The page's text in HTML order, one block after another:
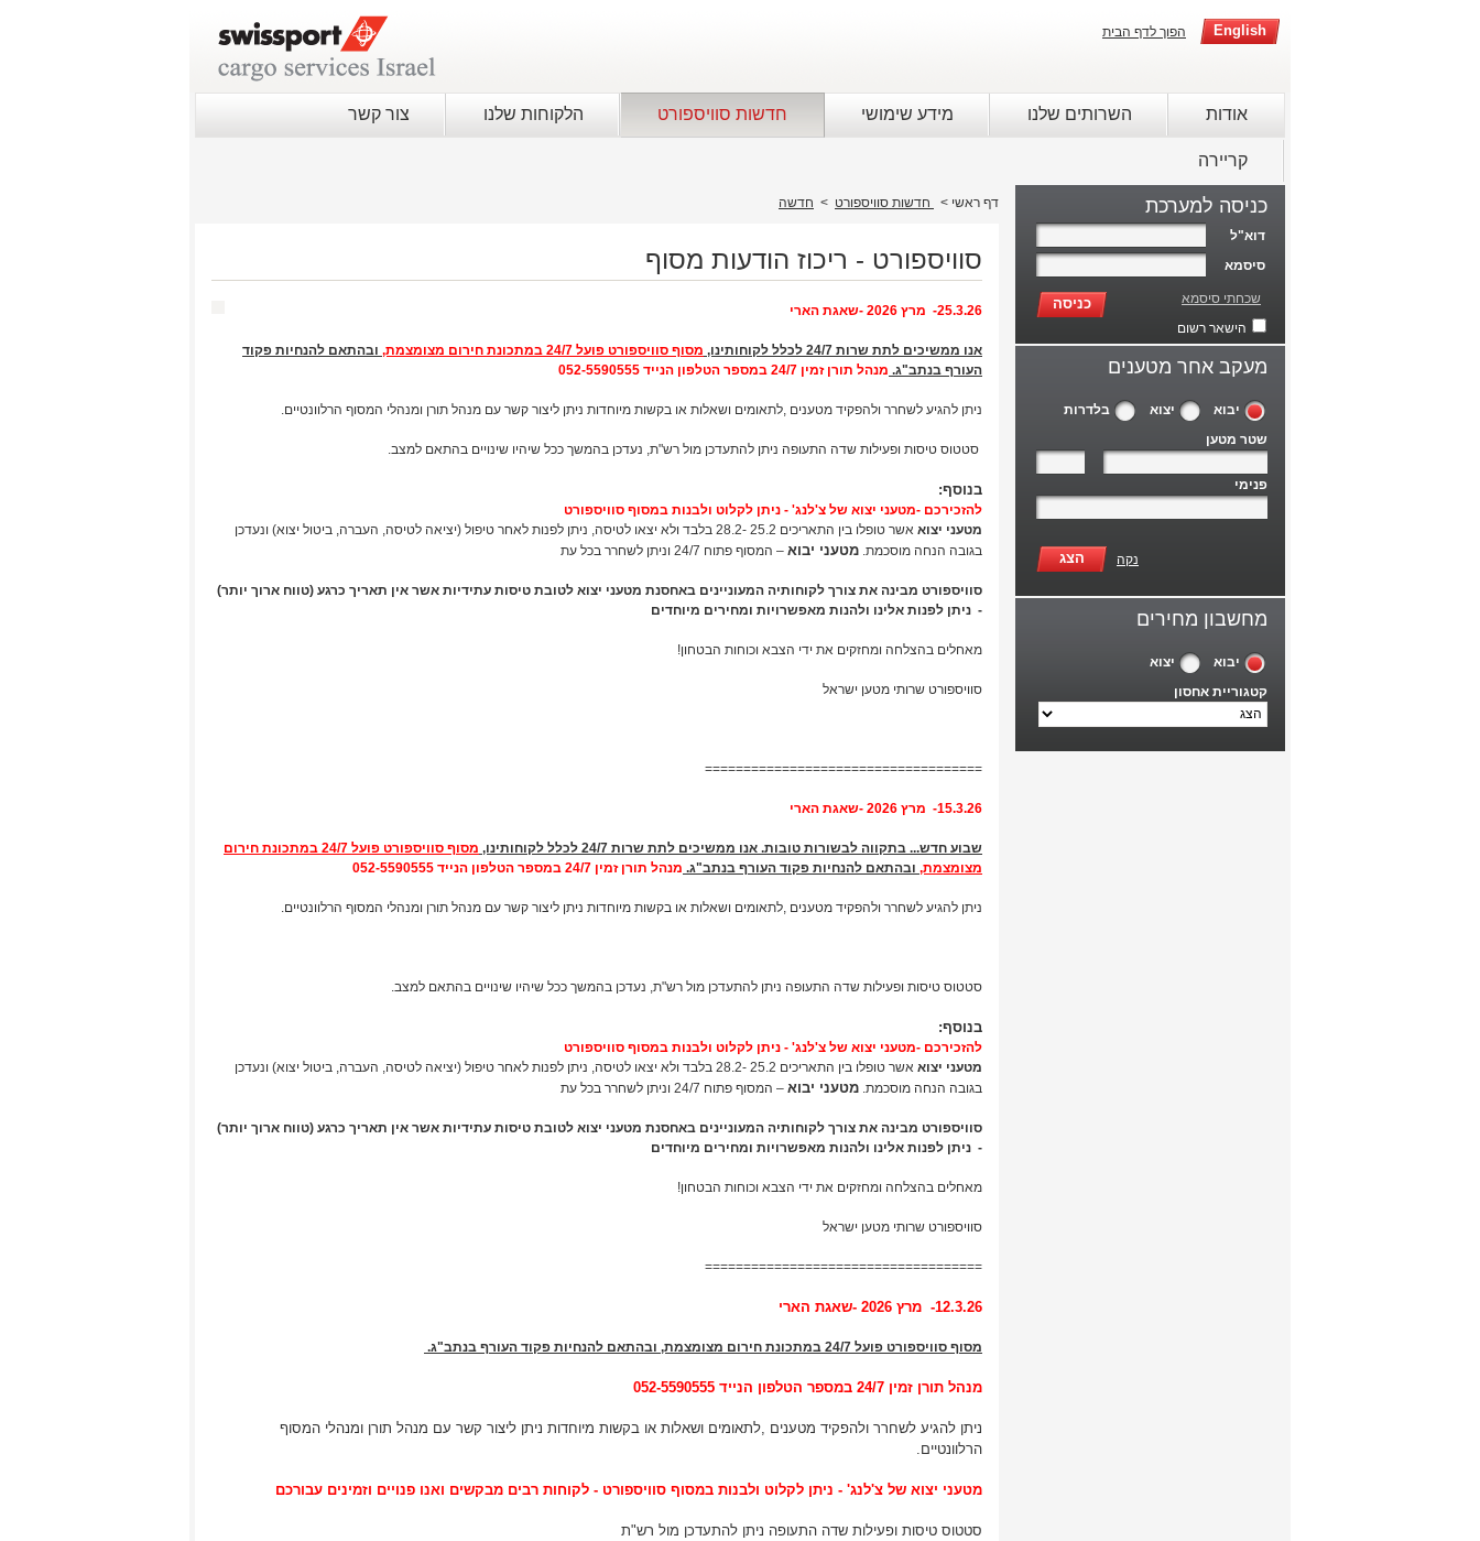
English הפוך לדף הבית
אודות השרותים שלנו מידע שימושי חדשות סוויספורט הלקוחות שלנו צור קשר
קריירה
כניסה למערכת
דוא"ל
סיסמא
שכחתי סיסמא כניסה
הישאר רשום
מעקב אחר מטענים
יבוא יצוא
בלדרות
שטר מטען
פנימי
הצג נקה
מחשבון מחירים
יבוא
יצוא
קטגוריית אחסון
דף ראשי > חדשות סוויספורט > חדשה
סוויספורט - ריכוז הודעות מסוף
25.3.26- מרץ 2026 -שאגת הארי
אנו ממשיכים לתת שרות 24/7 לכלל לקוחותינו, מסוף סוויספורט פועל 24/7 במתכונת חירום מצומצמת, ובהתאם להנחיות פקוד
העורף בנתב"ג. מנהל תורן זמין 24/7 במספר הטלפון הנייד 052-5590555
ניתן להגיע לשחרר ולהפקיד מטענים ,לתאומים ושאלות או בקשות מיוחדות ניתן ליצור קשר עם מנהל תורן ומנהלי המסוף הרלוונטיים.
סטטוס טיסות ופעילות שדה התעופה ניתן להתעדכן מול רש"ת, נעדכן בהמשך ככל שיהיו שינויים בהתאם למצב.
בנוסף:
להזכירכם -מטעני יצוא של צ'לנג' - ניתן לקלוט ולבנות במסוף סוויספורט
מטעני יצוא
אשר טופלו בין התאריכים 25.2 -28.2 בלבד ולא יצאו לטיסה, ניתן לפנות לאחר טיפול (יציאה לטיסה, העברה, ביטול יצוא) ונעדכן
בגובה הנחה מוסכמת. מטעני יבוא – המסוף פתוח 24/7 וניתן לשחרר בכל עת
סוויספורט מבינה את צורך לקוחותיה המעוניינים באחסנת מטעני יצוא לטובת טיסות עתידיות אשר אין תאריך כרגע (טווח ארוך יותר)
- ניתן לפנות אלינו ולהנות מאפשרויות ומחירים מיוחדים
מאחלים בהצלחה ומחזקים את ידי הצבא וכוחות הבטחון!
סוויספורט שרותי מטען ישראל
====================================
15.3.26- מרץ 2026 -שאגת הארי
שבוע חדש... בתקווה לבשורות טובות. אנו ממשיכים לתת שרות 24/7 לכלל לקוחותינו,
מסוף סוויספורט פועל 24/7 במתכונת חירום
מצומצמת, ובהתאם להנחיות פקוד העורף בנתב"ג. מנהל תורן זמין 24/7 במספר הטלפון הנייד 052-5590555
ניתן להגיע לשחרר ולהפקיד מטענים ,לתאומים ושאלות או בקשות מיוחדות ניתן ליצור קשר עם מנהל תורן ומנהלי המסוף הרלוונטיים.
סטטוס טיסות ופעילות שדה התעופה ניתן להתעדכן מול רש"ת, נעדכן בהמשך ככל שיהיו שינויים בהתאם למצב.
בנוסף:
להזכירכם -מטעני יצוא של צ'לנג' - ניתן לקלוט ולבנות במסוף סוויספורט
מטעני יצוא
אשר טופלו בין התאריכים 25.2 -28.2 בלבד ולא יצאו לטיסה, ניתן לפנות לאחר טיפול (יציאה לטיסה, העברה, ביטול יצוא) ונעדכן
בגובה הנחה מוסכמת. מטעני יבוא – המסוף פתוח 24/7 וניתן לשחרר בכל עת
סוויספורט מבינה את צורך לקוחותיה המעוניינים באחסנת מטעני יצוא לטובת טיסות עתידיות אשר אין תאריך כרגע (טווח ארוך יותר)
- ניתן לפנות אלינו ולהנות מאפשרויות ומחירים מיוחדים
מאחלים בהצלחה ומחזקים את ידי הצבא וכוחות הבטחון!
סוויספורט שרותי מטען ישראל
====================================
12.3.26- מרץ 2026 -שאגת הארי
מסוף סוויספורט פועל 24/7 במתכונת חירום מצומצמת, ו בהתאם להנחיות פקוד העורף בנתב"ג.
מנהל תורן זמין 24/7 במספר הטלפון הנייד 052-5590555
ניתן להגיע לשחרר ולהפקיד מטענים ,לתאומים ושאלות או בקשות מיוחדות ניתן ליצור קשר עם מנהל תורן ומנהלי המסוף
הרלוונטיים.
מטעני יצוא של צ'לנג' - ניתן לקלוט ולבנות במסוף סוויספורט - לקוחות רבים מבקשים ואנו פנויים וזמינים עבורכם
סטטוס טיסות ופעילות שדה התעופה ניתן להתעדכן מול רש"ת